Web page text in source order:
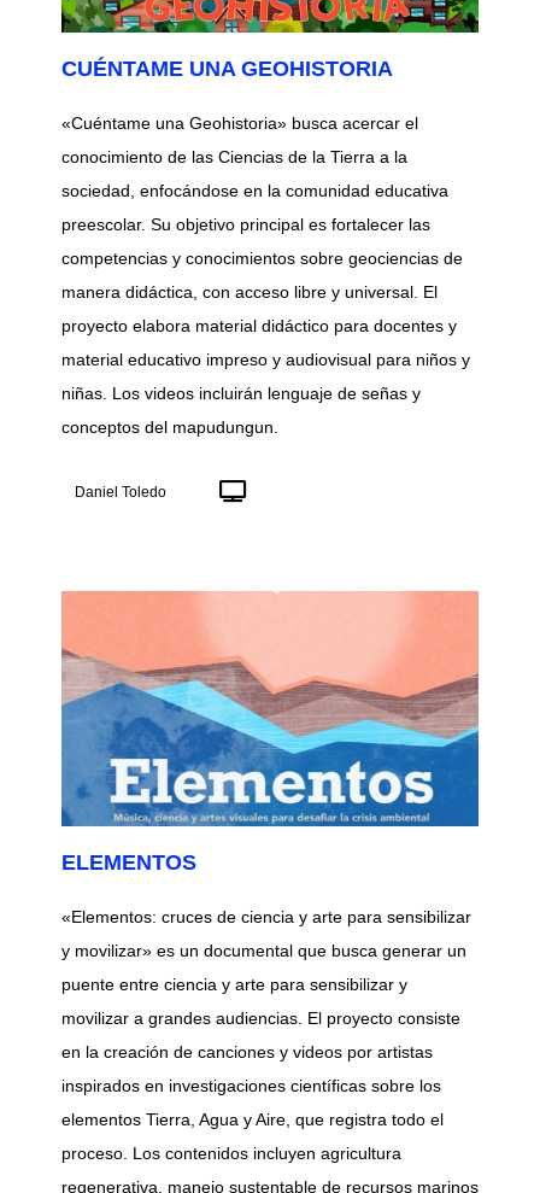
CUÉNTAME UNA GEOHISTORIA
«Cuéntame una Geohistoria» busca acercar el
conocimiento de las Ciencias de la Tierra a la
sociedad, enfocándose en la comunidad educativa
preescolar. Su objetivo principal es fortalecer las
competencias y conocimientos sobre geociencias de
manera didáctica, con acceso libre y universal. El
proyecto elabora material didáctico para docentes y
material educativo impreso y audiovisual para niños y
niñas. Los videos incluirán lenguaje de señas y
conceptos del mapudungun.
Daniel Toledo
ELEMENTOS
«Elementos: cruces de ciencia y arte para sensibilizar
y movilizar» es un documental que busca generar un
puente entre ciencia y arte para sensibilizar y
movilizar a grandes audiencias. El proyecto consiste
en la creación de canciones y videos por artistas
inspirados en investigaciones científicas sobre los
elementos Tierra, Agua y Aire, que registra todo el
proceso. Los contenidos incluyen agricultura
regenerativa, manejo sustentable de recursos marinos